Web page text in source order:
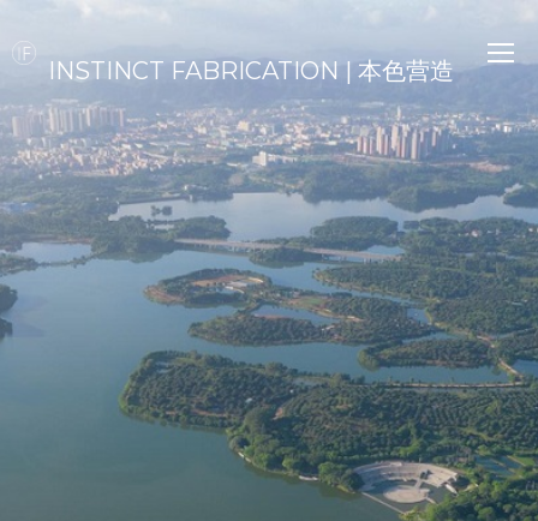
INSTINCT FABRICATION | 本色营造